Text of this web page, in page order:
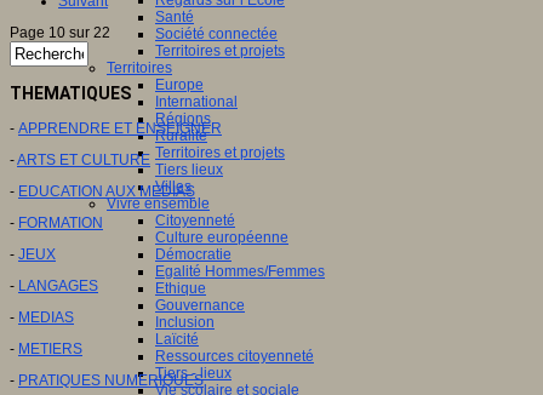
Santé
Société connectée
Territoires et projets
Territoires
Europe
International
Régions
Ruralité
Territoires et projets
Tiers lieux
Villes
Vivre ensemble
Citoyenneté
Culture européenne
Démocratie
Egalité Hommes/Femmes
Ethique
Gouvernance
Inclusion
Laïcité
Ressources citoyenneté
Tiers - lieux
Vie scolaire et sociale
Page 10 sur 22
THEMATIQUES
- APPRENDRE ET ENSEIGNER
-ARTS ET CULTURE
- EDUCATION AUX MEDIAS
- FORMATION
- JEUX
- LANGAGES
- MEDIAS
- METIERS
- PRATIQUES NUMERIQUES